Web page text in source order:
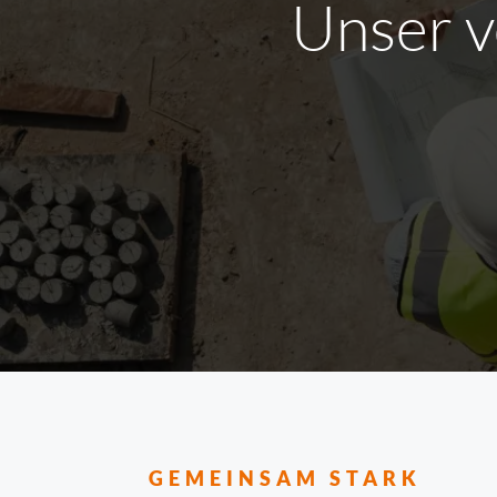
Unser
GEMEINSAM STARK